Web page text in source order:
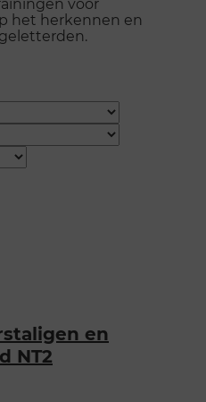
het herkennen en
en
NT2